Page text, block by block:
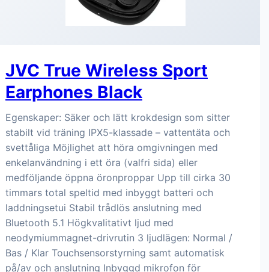
JVC True Wireless Sport
Earphones Black
Egenskaper: Säker och lätt krokdesign som sitter
stabilt vid träning IPX5-klassade – vattentäta och
svettåliga Möjlighet att höra omgivningen med
enkelanvändning i ett öra (valfri sida) eller
medföljande öppna öronproppar Upp till cirka 30
timmars total speltid med inbyggt batteri och
laddningsetui Stabil trådlös anslutning med
Bluetooth 5.1 Högkvalitativt ljud med
neodymiummagnet-drivrutin 3 ljudlägen: Normal /
Bas / Klar Touchsensorstyrning samt automatisk
på/av och anslutning Inbyggd mikrofon för